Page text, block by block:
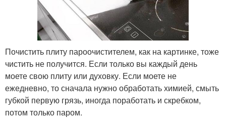
Почистить плиту пароочистителем, как на картинке, тоже
чистить не получится. Если только вы каждый день
моете свою плиту или духовку. Если моете не
ежедневно, то сначала нужно обработать химией, смыть
губкой первую грязь, иногда поработать и скребком,
потом только паром.